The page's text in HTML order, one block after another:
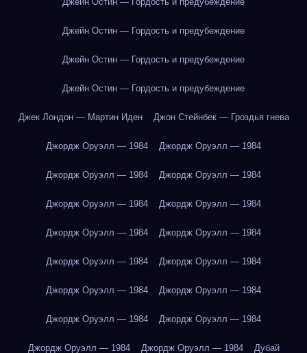
Джейн Остин — Гордость и предубеждение
Джейн Остин — Гордость и предубеждение
Джейн Остин — Гордость и предубеждение
Джек Лондон — Мартин Иден Джон Стейнбек — Гроздья гнева
Джордж Оруэлл — 1984 Джордж Оруэлл — 1984
Джордж Оруэлл — 1984 Джордж Оруэлл — 1984
Джордж Оруэлл — 1984 Джордж Оруэлл — 1984
Джордж Оруэлл — 1984 Джордж Оруэлл — 1984
Джордж Оруэлл — 1984 Джордж Оруэлл — 1984
Джордж Оруэлл — 1984 Джордж Оруэлл — 1984
Джордж Оруэлл — 1984 Джордж Оруэлл — 1984
Джордж Оруэлл — 1984 Джордж Оруэлл — 1984 Дубай